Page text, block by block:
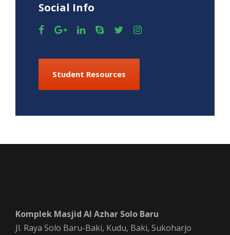
Social Info
Student Resources
Komplek Masjid Al Azhar Solo Baru
Jl. Raya Solo Baru-Baki, Kudu, Baki, Sukoharjo